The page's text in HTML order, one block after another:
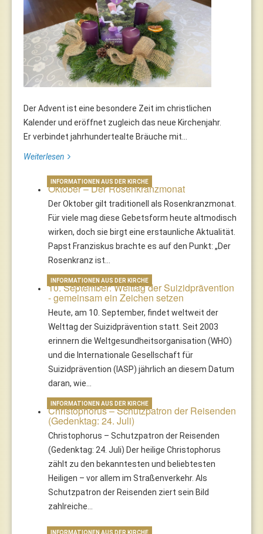
Der Advent ist eine besondere Zeit im christlichen
Kalender und eröffnet zugleich das neue Kirchenjahr.
Er verbindet jahrhundertealte Bräuche mit...
Weiterlesen
Oktober – Der Rosenkranzmonat
Der Oktober gilt traditionell als Rosenkranzmonat.
Für viele mag diese Gebetsform heute altmodisch
wirken, doch sie birgt eine erstaunliche Aktualität.
Papst Franziskus brachte es auf den Punkt: „Der
Rosenkranz ist…
INFORMATIONEN AUS DER KIRCHE
10. September: Welttag der Suizidprävention
- gemeinsam ein Zeichen setzen
Heute, am 10. September, findet weltweit der
Welttag der Suizidprävention statt. Seit 2003
erinnern die Weltgesundheitsorganisation (WHO)
und die Internationale Gesellschaft für
Suizidprävention (IASP) jährlich an diesem Datum
daran, wie…
INFORMATIONEN AUS DER KIRCHE
Christophorus – Schutzpatron der Reisenden
(Gedenktag: 24. Juli)
Christophorus – Schutzpatron der Reisenden
(Gedenktag: 24. Juli) Der heilige Christophorus
zählt zu den bekanntesten und beliebtesten
Heiligen – vor allem im Straßenverkehr. Als
Schutzpatron der Reisenden ziert sein Bild
zahlreiche…
INFORMATIONEN AUS DER KIRCHE
INFORMATIONEN AUS DER KIRCHE